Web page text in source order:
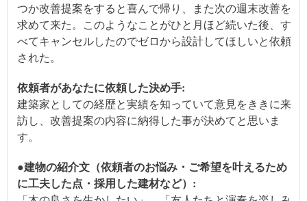
つか改善提案をすると喜んで帰り、また次の週末改善を
求めて来た。このようなことがひと月ほど続いた後、す
べてキャンセルしたのでゼロから設計してほしいと依頼
された。
依頼者があなたに依頼した決め手:
建築家としての経歴と実績を知っていて意見をききに来
訪し、改善提案の内容に納得した事が決めてと思いま
す。
●建物の紹介文（依頼者のお悩み・ご希望を叶えるため
に工夫した点・採用した建材など）: